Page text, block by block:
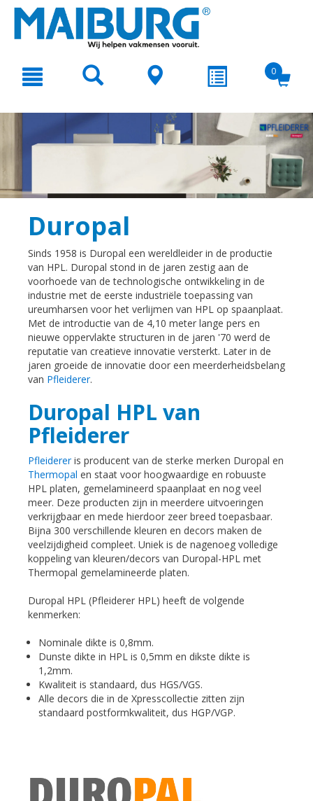
text.skipToNavigation
0
Duropal
Sinds 1958 is Duropal een wereldleider in de productie
van HPL. Duropal stond in de jaren zestig aan de
voorhoede van de technologische ontwikkeling in de
industrie met de eerste industriële toepassing van
ureumharsen voor het verlijmen van HPL op spaanplaat.
Met de introductie van de 4,10 meter lange pers en
nieuwe oppervlakte structuren in de jaren '70 werd de
reputatie van creatieve innovatie versterkt. Later in de
jaren groeide de innovatie door een meerderheidsbelang
van Pfleiderer.
Duropal HPL van
Pfleiderer
Pfleidereris producent van de sterke merken Duropal en
Thermopal en staat voor hoogwaardige en robuuste
HPL platen, gemelamineerd spaanplaat en nog veel
meer. Deze producten zijn in meerdere uitvoeringen
verkrijgbaar en mede hierdoor zeer breed toepasbaar.
Bijna 300 verschillende kleuren en decors maken de
veelzijdigheid compleet. Uniek is de nagenoeg volledige
koppeling van kleuren/decors van Duropal-HPL met
Thermopal gemelamineerde platen.
Duropal HPL (Pfleiderer HPL) heeft de volgende
kenmerken:
Nominale dikte is 0,8mm.
Dunste dikte in HPL is 0,5mm en dikste dikte is
1,2mm.
Kwaliteit is standaard, dus HGS/VGS.
Alle decors die in de Xpresscollectie zitten zijn
standaard postformkwaliteit, dus HGP/VGP.